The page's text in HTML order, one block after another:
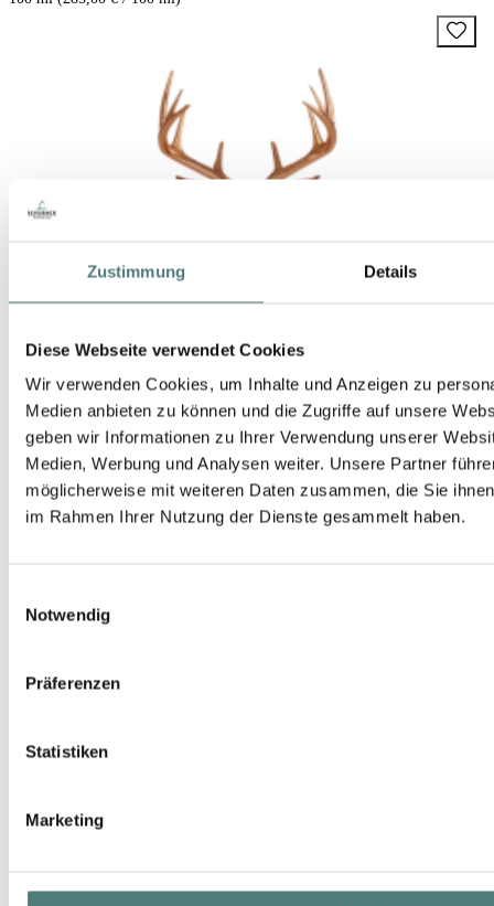
Zustimmung Details
Diese Webseite verwendet Cookies
Wir verwenden Cookies, um Inhalte und Anzeigen zu
Medien anbieten zu können und die Zugriffe auf unsere
geben wir Informationen zu Ihrer Verwendung unserer
Medien, Werbung und Analysen weiter. Unsere Partner
möglicherweise mit weiteren Daten zusammen, die Sie
im Rahmen Ihrer Nutzung der Dienste gesammelt haben.
Notwendig
Präferenzen
Statistiken
Marketing
EdP Spray